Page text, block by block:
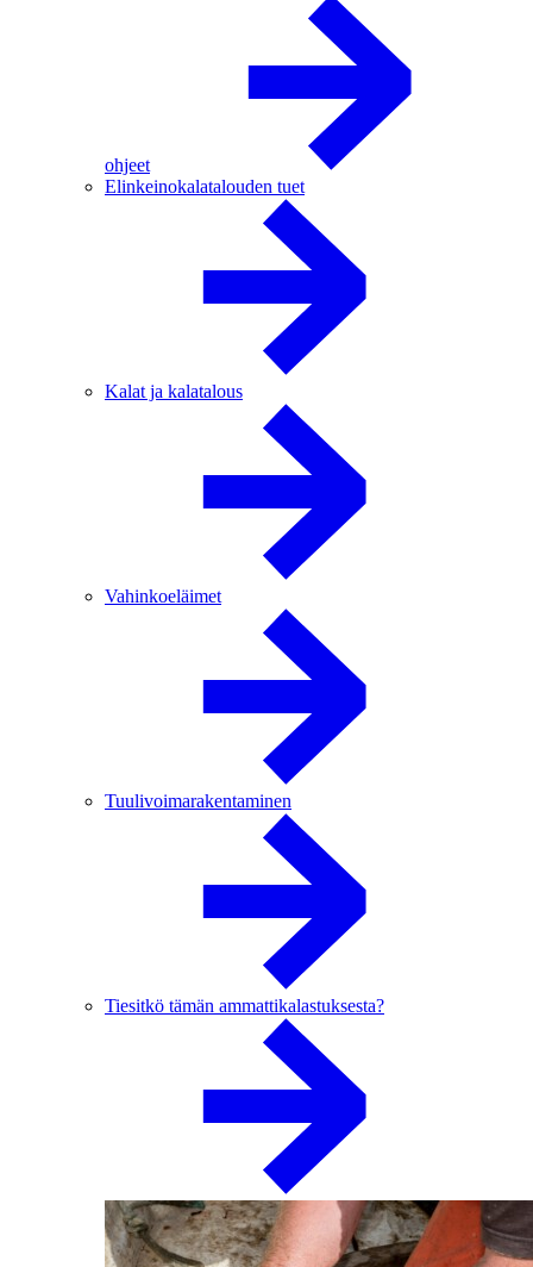
ohjeet
Elinkeinokalatalouden tuet
Kalat ja kalatalous
Vahinkoeläimet
Tuulivoimarakentaminen
Tiesitkö tämän ammattikalastuksesta?